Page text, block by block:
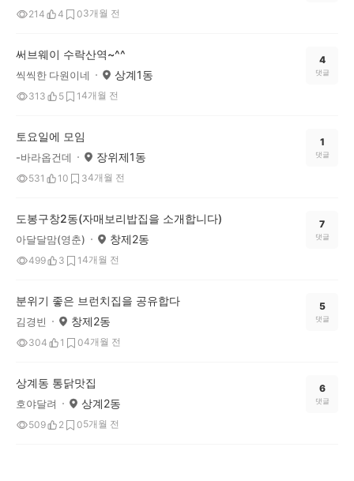
214 4 03개월 전
써브웨이 수락산역~^^
씩씩한 다원이네 상계1동
313 5 14개월 전
4
댓글
토요일에 모임
-바라옵건데 장위제1동
531 10 34개월 전
1
댓글
도봉구창2동(자매보리밥집을 소개합니다)
아달달맘(영춘) 창제2동
499 3 14개월 전
7
댓글
분위기 좋은 브런치집을 공유합다
김경빈 창제2동
304 1 04개월 전
5
댓글
상계동 통닭맛집
호야달려 상계2동
509 2 05개월 전
6
댓글